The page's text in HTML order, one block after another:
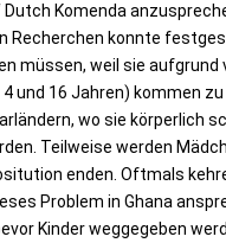
Komenda
Recherchen konnte
müssen, weil sie
und 16 Jahren) kommen
wo sie körperlich
Teilweise werden
enden. Oftmals
Problem in Ghana
Kinder weggegeben